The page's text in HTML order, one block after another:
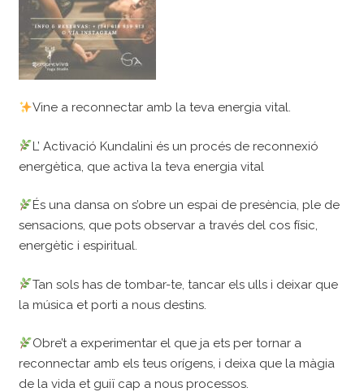
Compte
Vine a reconnectar amb la teva energia vital.
L’ Activació Kundalini és un procés de reconnexió
energètica, que activa la teva energia vital
És una dansa on s’obre un espai de presència, ple de
sensacions, que pots observar a través del cos físic,
energètic i espiritual.
Tan sols has de tombar-te, tancar els ulls i deixar que
la música et porti a nous destins.
Obre’t a experimentar el que ja ets per tornar a
reconnectar amb els teus orígens, i deixa que la màgia
de la vida et guiï cap a nous processos.